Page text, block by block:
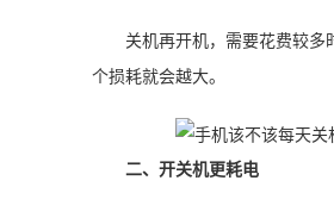
关机再开机，需要花费较多
个损耗就会越大。
二、开关机更耗电